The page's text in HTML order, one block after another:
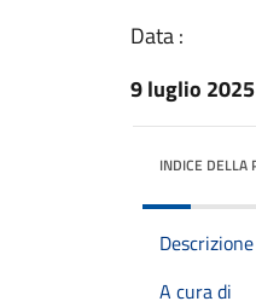
Data :
9 luglio 2025
INDICE DELLA
Descrizione
A cura di